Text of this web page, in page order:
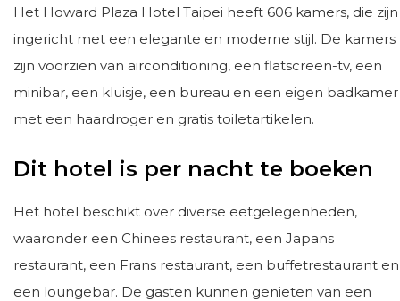
Het Howard Plaza Hotel Taipei heeft 606 kamers, die zijn
ingericht met een elegante en moderne stijl. De kamers
zijn voorzien van airconditioning, een flatscreen-tv, een
minibar, een kluisje, een bureau en een eigen badkamer
met een haardroger en gratis toiletartikelen.
Dit hotel is per nacht te boeken
Het hotel beschikt over diverse eetgelegenheden,
waaronder een Chinees restaurant, een Japans
restaurant, een Frans restaurant, een buffetrestaurant en
een loungebar. De gasten kunnen genieten van een